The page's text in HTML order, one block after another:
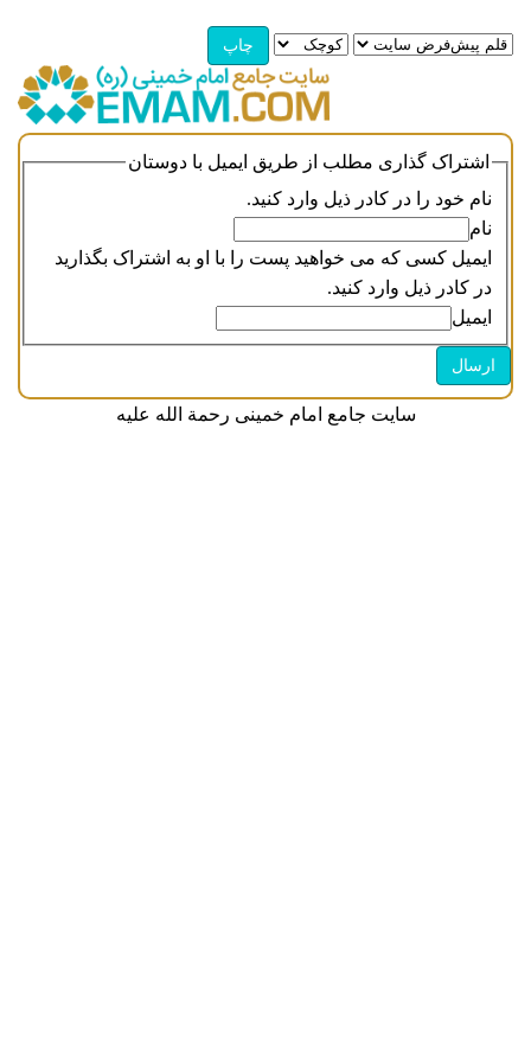
اشتراک گذاری مطلب از طریق ایمیل با دوستان
نام خود را در کادر ذیل وارد کنید.
نام
ایمیل کسی که می خواهید پست را با او به اشتراک بگذارید
در کادر ذیل وارد کنید.
ایمیل
سایت جامع امام خمینی رحمة الله علیه